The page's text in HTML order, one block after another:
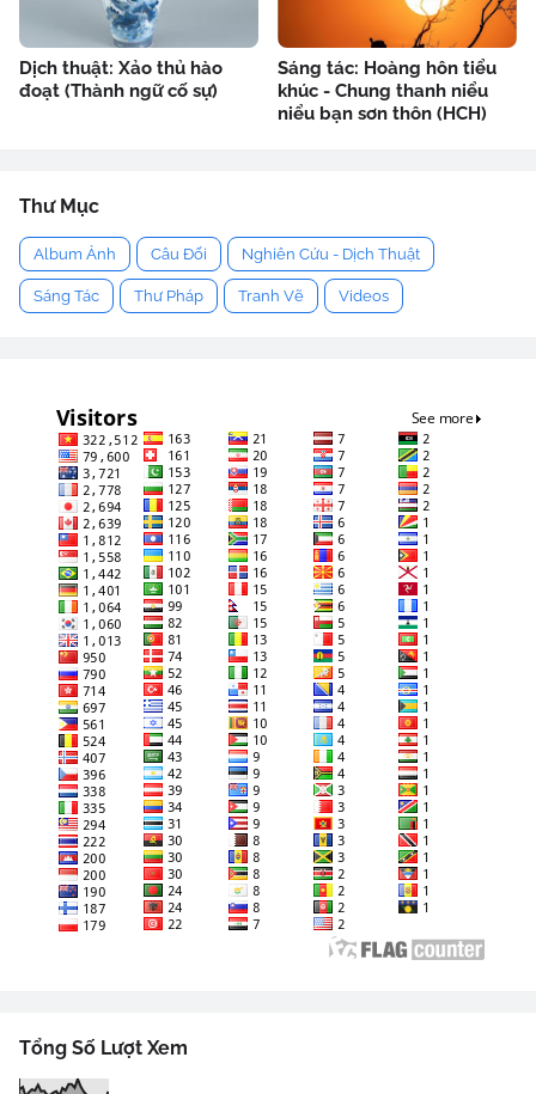
Dịch thuật: Xảo thủ hào
đoạt (Thành ngữ cố sự)
Sáng tác: Hoàng hôn tiểu
khúc - Chung thanh niểu
niểu bạn sơn thôn (HCH)
Thư Mục
Album Ảnh Câu Đối Nghiên Cứu - Dịch Thuật
Sáng Tác Thư Pháp Tranh Vẽ Videos
Tổng Số Lượt Xem